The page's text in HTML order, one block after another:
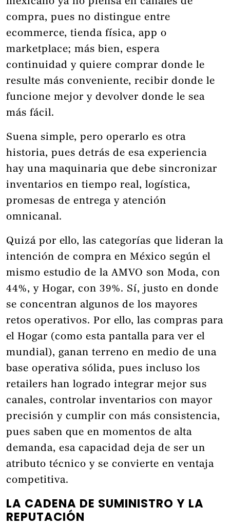
compra, pues no distingue entre
ecommerce, tienda física, app o
marketplace; más bien, espera
continuidad y quiere comprar donde le
resulte más conveniente, recibir donde le
funcione mejor y devolver donde le sea
más fácil.
Suena simple, pero operarlo es otra
historia, pues detrás de esa experiencia
hay una maquinaria que debe sincronizar
inventarios en tiempo real, logística,
promesas de entrega y atención
omnicanal.
Quizá por ello, las categorías que lideran la
intención de compra en México según el
mismo estudio de la AMVO son Moda, con
44%, y Hogar, con 39%. Sí, justo en donde
se concentran algunos de los mayores
retos operativos. Por ello, las compras para
el Hogar (como esta pantalla para ver el
mundial), ganan terreno en medio de una
base operativa sólida, pues incluso los
retailers han logrado integrar mejor sus
canales, controlar inventarios con mayor
precisión y cumplir con más consistencia,
pues saben que en momentos de alta
demanda, esa capacidad deja de ser un
atributo técnico y se convierte en ventaja
competitiva.
LA CADENA DE SUMINISTRO Y LA
REPUTACIÓN